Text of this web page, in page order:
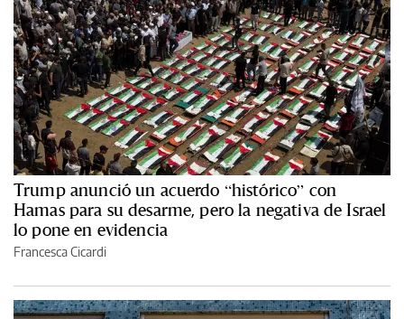
Trump anunció un acuerdo “histórico” con
Hamas para su desarme, pero la negativa de Israel
lo pone en evidencia
Francesca Cicardi